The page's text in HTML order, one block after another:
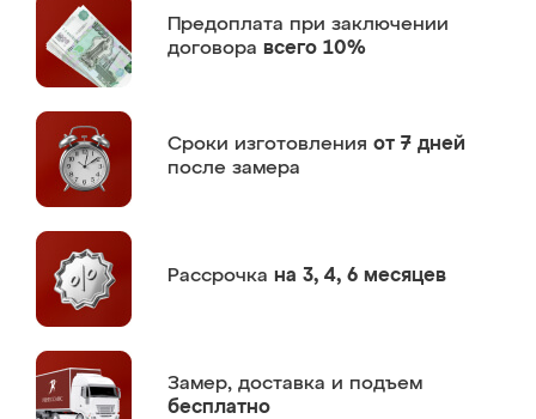
Предоплата при заключении
договора всего 10%
Сроки изготовления от 7 дней
после замера
Рассрочка на 3, 4, 6 месяцев
Замер, доставка и подъем
бесплатно